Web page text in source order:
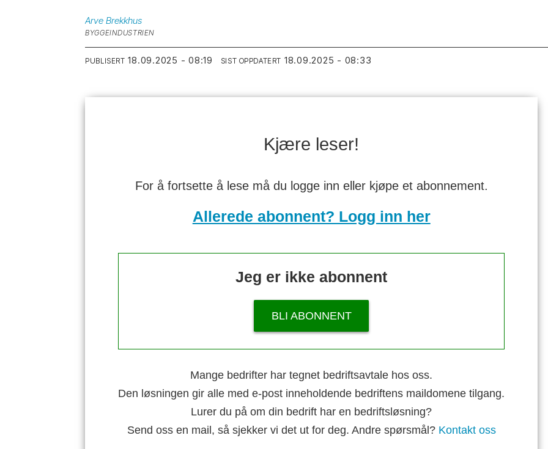
Arve Brekkhus
BYGGEINDUSTRIEN
PUBLISERT 18.09.2025 - 08:19 SIST OPPDATERT 18.09.2025 - 08:33
Kjære leser!
For å fortsette å lese må du logge inn eller kjøpe et abonnement.
Allerede abonnent? Logg inn her
Jeg er ikke abonnent
BLI ABONNENT
Mange bedrifter har tegnet bedriftsavtale hos oss.
Den løsningen gir alle med e-post inneholdende bedriftens maildomene tilgang.
Lurer du på om din bedrift har en bedriftsløsning?
Send oss en mail, så sjekker vi det ut for deg. Andre spørsmål? Kontakt oss